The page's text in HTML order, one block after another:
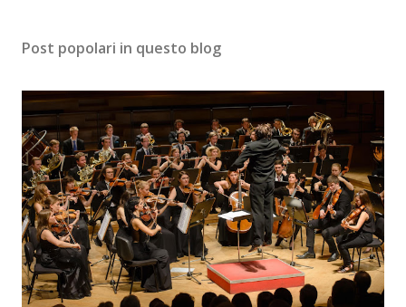
Post popolari in questo blog